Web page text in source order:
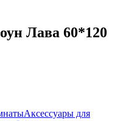
Лава 60*120
Аксессуары для